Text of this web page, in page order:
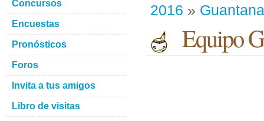
2016 »
Equipo
Concursos
Encuestas
Pronósticos
Foros
Invita a tus amigos
Libro de visitas